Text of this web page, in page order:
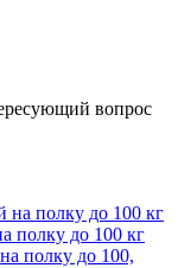
вопрос
полку до 100 кг